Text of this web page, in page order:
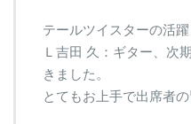
テールツイスターの活躍
Ｌ吉田 久：ギター、次
きました。
とてもお上手で出席者